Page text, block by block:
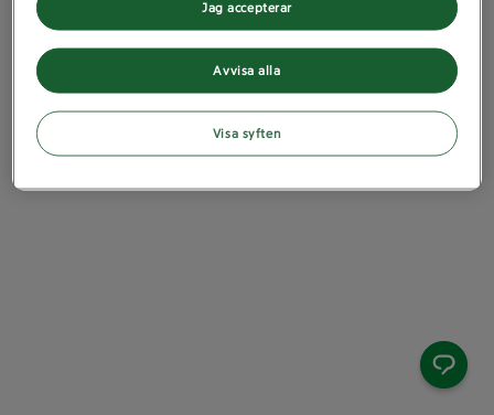
Avvisa alla
Jag accepterar
Visa syften